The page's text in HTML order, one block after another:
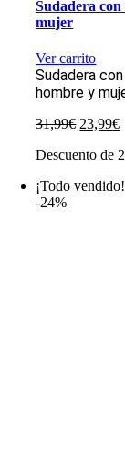
Sudadera
mujer
Ver carrito
Sudadera
hombre y
31,99€ El
original
31,99€.
23,99€El
Descuento de
¡Todo vendido!
-24%